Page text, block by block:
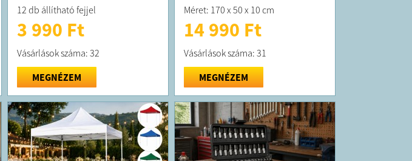
12 db állítható fejjel
3 990 Ft
Vásárlások száma: 32
MEGNÉZEM
Méret: 170 x 50 x 10 cm
14 990 Ft
Vásárlások száma: 31
MEGNÉZEM